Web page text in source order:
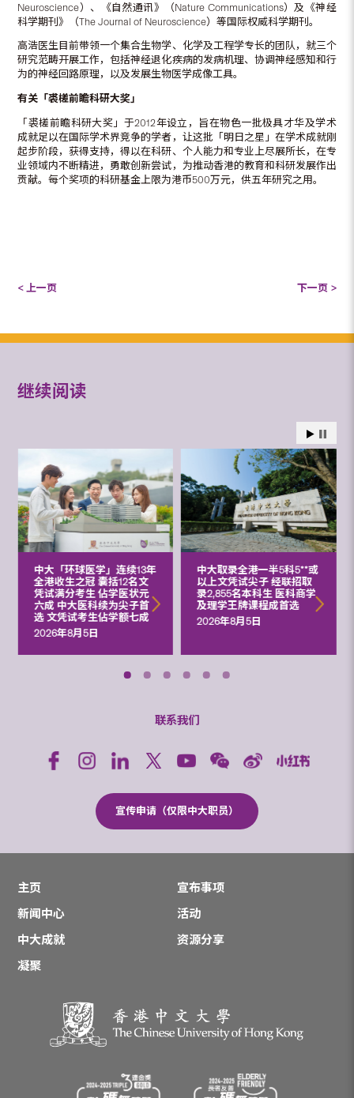
Neuroscience）、《自然通讯》（Nature Communications）及《神经
科学期刊》（The Journal of Neuroscience）等国际权威科学期刊。
高浩医生目前带领一个集合生物学、化学及工程学专长的团队，就三个
研究范畴开展工作，包括神经退化疾病的发病机理、协调神经感知和行
为的神经回路原理，以及发展生物医学成像工具。
有关「裘槎前瞻科研大奖」
「裘槎前瞻科研大奖」于2012年设立，旨在物色一批极具才华及学术
成就足以在国际学术界竞争的学者，让这批「明日之星」在学术成就刚
起步阶段，获得支持，得以在科研、个人能力和专业上尽展所长，在专
业领域内不断精进，勇敢创新尝试，为推动香港的教育和科研发展作出
贡献。每个奖项的科研基金上限为港币500万元，供五年研究之用。
< 上一页 下一页 >
继续阅读
中大「环球医学」连续13年
全港收生之冠 囊括12名文
凭试满分考生 佔学医状元
六成 中大医科续为尖子首
选 文凭试考生佔学额七成
2026年8月5日
中大取录全港一半5科5**或
以上文凭试尖子 经联招取
录2,855名本科生 医科商学
及理学王牌课程成首选
2026年8月5日
联系我们
宣传申请（仅限中大职员）
主页
宣布事项
新闻中心
活动
中大成就
资源分享
凝聚